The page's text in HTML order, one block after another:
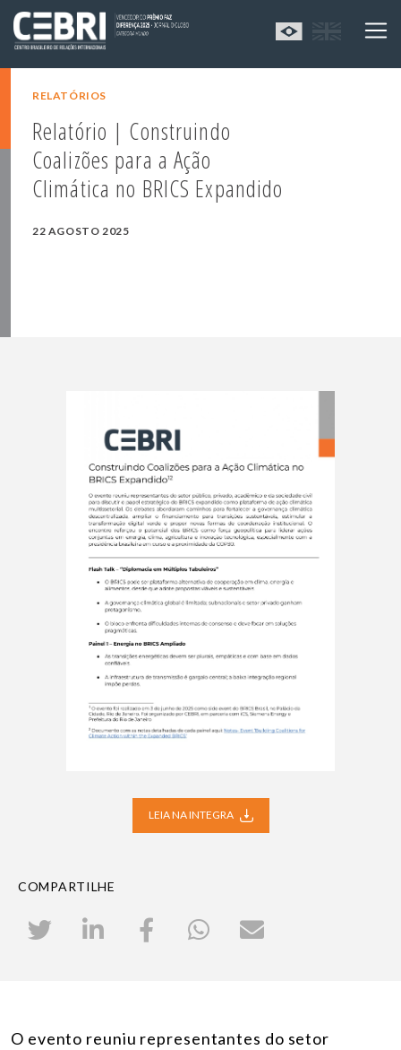
RELATÓRIOS
Relatório | Construindo
Coalizões para a Ação
Climática no BRICS Expandido
22 AGOSTO 2025
LEIA NA INTEGRA
COMPARTILHE
O evento reuniu representantes do setor